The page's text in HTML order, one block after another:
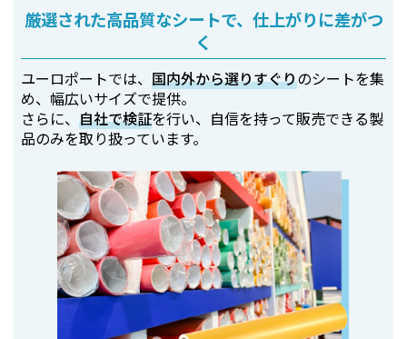
厳選された高品質なシートで、仕上がりに差がつ
く
ユーロポートでは、国内外から選りすぐりのシートを集
め、幅広いサイズで提供。
さらに、自社で検証を行い、自信を持って販売できる製
品のみを取り扱っています。